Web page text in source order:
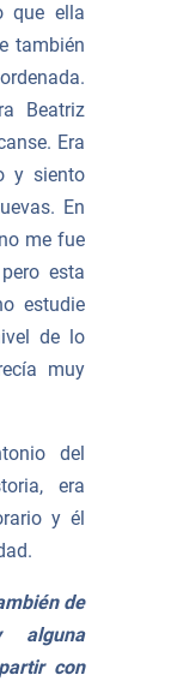
que ella
también
Beatriz
Era
y siento
En
me fue
esta
estudie
de lo
muy
del
era
y él
de
alguna
con